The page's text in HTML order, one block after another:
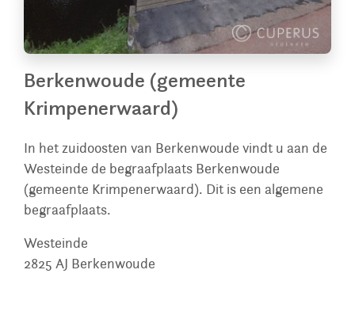
Berkenwoude (gemeente
Krimpenerwaard)
In het zuidoosten van Berkenwoude vindt u aan de
Westeinde de begraafplaats Berkenwoude
(gemeente Krimpenerwaard). Dit is een algemene
begraafplaats.
Westeinde
2825 AJ Berkenwoude